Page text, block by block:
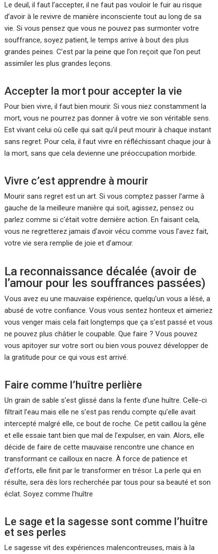
Le deuil, il faut l’accepter, il ne faut pas vouloir le fuir au risque
d’avoir à le revivre de manière inconsciente tout au long de sa
vie. Si vous pensez que vous ne pouvez pas surmonter votre
souffrance, soyez patient, le temps arrive à bout des plus
grandes peines. C’est par la peine que l’on reçoit que l’on peut
assimiler les plus grandes leçons.
Accepter la mort pour accepter la vie
Pour bien vivre, il faut bien mourir. Si vous niez constamment la
mort, vous ne pourrez pas donner à votre vie son véritable sens.
Est vivant celui où celle qui sait qu’il peut mourir à chaque instant
sans regret. Pour cela, il faut vivre en réfléchissant chaque jour à
la mort, sans que cela devienne une préoccupation morbide.
Vivre c’est apprendre à mourir
Mourir sans regret est un art. Si vous comptez passer l’arme à
gauche de la meilleure manière qui soit, agissez, pensez ou
parlez comme si c’était votre dernière action. En faisant cela,
vous ne regretterez jamais d’avoir vécu comme vous l’avez fait,
votre vie sera remplie de joie et d’amour.
La reconnaissance décalée (avoir de
l’amour pour les souffrances passées)
Vous avez eu une mauvaise expérience, quelqu’un vous a lésé, a
abusé de votre confiance. Vous vous sentez honteux et aimeriez
vous venger mais cela fait longtemps que ça s’est passé et vous
ne pouvez plus châtier le coupable. Que faire ? Vous pouvez
vous apitoyer sur votre sort ou bien vous pouvez développer de
la gratitude pour ce qui vous est arrivé.
Faire comme l’huître perlière
Un grain de sable s’est glissé dans la fente d’une huître. Celle-ci
filtrait l’eau mais elle ne s’est pas rendu compte qu’elle avait
intercepté malgré elle, ce bout de roche. Ce petit caillou la gêne
et elle essaie tant bien que mal de l’expulser, en vain. Alors, elle
décide de faire de cette mauvaise rencontre une chance en
transformant ce cailloux en nacre. À force de patience et
d’efforts, elle finit par le transformer en trésor. La perle qui en
résulte, sera dès lors recherchée par tous pour sa beauté et son
éclat. Soyez comme l’huître
Le sage et la sagesse sont comme l’huître
et ses perles
Le sagesse vit des expériences malencontreuses, mais à la